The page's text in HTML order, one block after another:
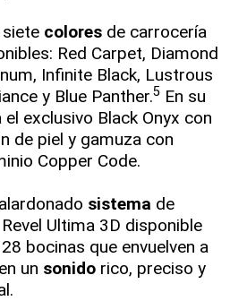
colores de carrocería
Red Carpet, Diamond
Infinite Black, Lustrous
y Blue Panther.5 En su
exclusivo Black Onyx con
de piel y gamuza con
Copper Code.
sistema de
Revel Ultima 3D disponible
bocinas que envuelven a
un sonido rico, preciso y